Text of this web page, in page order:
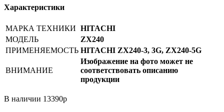
Характеристики
МАРКА ТЕХНИКИ HITACHI
МОДЕЛЬ
ZX240
ПРИМЕНЯЕМОСТЬ HITACHI ZX240-3, 3G, ZX240-5G
ВНИМАНИЕ
Изображение на фото может не
соответствовать описанию
продукции
В наличии 13390р